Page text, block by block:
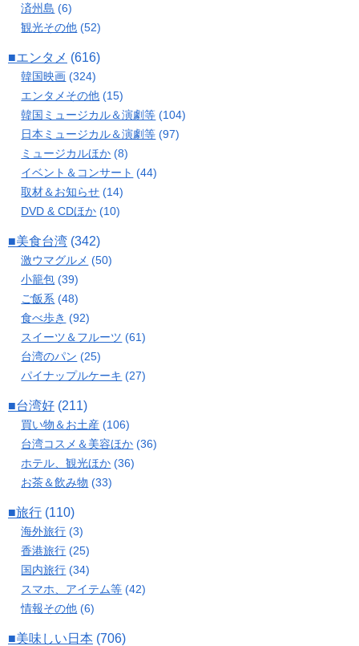
済州島 (6)
観光その他 (52)
■エンタメ (616)
韓国映画 (324)
エンタメその他 (15)
韓国ミュージカル＆演劇等 (104)
日本ミュージカル＆演劇等 (97)
ミュージカルほか (8)
イベント＆コンサート (44)
取材＆お知らせ (14)
DVD & CDほか (10)
■美食台湾 (342)
激ウマグルメ (50)
小籠包 (39)
ご飯系 (48)
食べ歩き (92)
スイーツ＆フルーツ (61)
台湾のパン (25)
パイナップルケーキ (27)
■台湾好 (211)
買い物＆お土産 (106)
台湾コスメ＆美容ほか (36)
ホテル、観光ほか (36)
お茶＆飲み物 (33)
■旅行 (110)
海外旅行 (3)
香港旅行 (25)
国内旅行 (34)
スマホ、アイテム等 (42)
情報その他 (6)
■美味しい日本 (706)